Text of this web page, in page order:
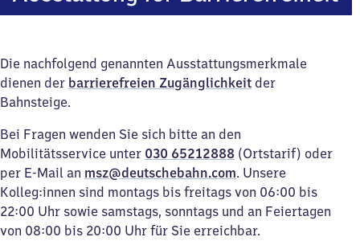
Die nachfolgend genannten Ausstattungsmerkmale
dienen der barrierefreien Zugänglichkeit der
Bahnsteige.
Bei Fragen wenden Sie sich bitte an den
Mobilitätsservice unter 030 65212888 (Ortstarif) oder
per E-Mail an msz@deutschebahn.com. Unsere
Kolleg:innen sind montags bis freitags von 06:00 bis
22:00 Uhr sowie samstags, sonntags und an Feiertagen
von 08:00 bis 20:00 Uhr für Sie erreichbar.